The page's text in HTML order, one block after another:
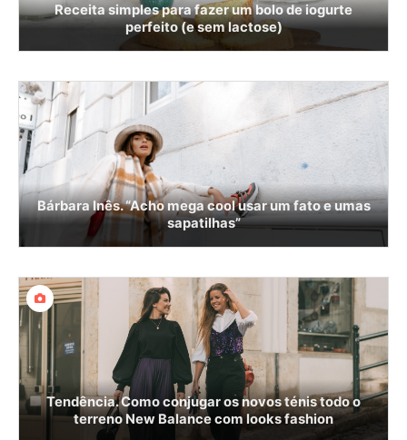
Receita simples para fazer um bolo de iogurte
perfeito (e sem lactose)
Bárbara Inês. “Acho mega cool usar um fato e umas
sapatilhas”
Tendência. Como conjugar os novos ténis todo o
terreno New Balance com looks fashion